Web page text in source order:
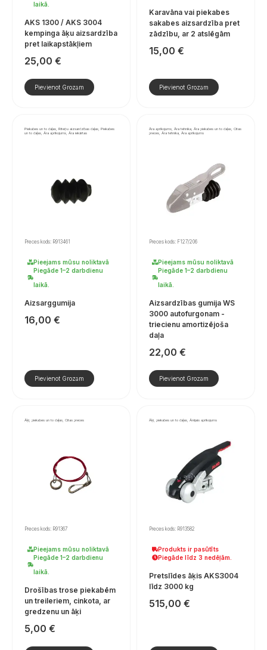
laikā.
AKS 1300 / AKS 3004
kempinga āķu aizsardzība
pret laikapstākļiem
25,00 €
Pievienot Grozam
Karavāna vai piekabes
sakabes aizsardzība pret
zādzību, ar 2 atslēgām
15,00 €
Pievienot Grozam
Piekabes un to daļas, Riteņu aizsardzības daļas, Piekabes
un to daļas, Āra aprīkojums, Āra iekārtas
Preces kods: R913461
Pieejams mūsu noliktavā
Piegāde 1–2 darbdienu
laikā.
Aizsarggumija
16,00 €
Pievienot Grozam
Āra aprīkojums, Āra tehnika, Āra piekabes un to daļas, Citas
preces, Āra tehnika, Āra aprīkojums
Preces kods: F127/206
Pieejams mūsu noliktavā
Piegāde 1–2 darbdienu
laikā.
Aizsardzības gumija WS
3000 autofurgonam -
triecienu amortizējoša
daļa
22,00 €
Pievienot Grozam
Āķi, piekabes un to daļas, Citas preces
Preces kods: R91367
Pieejams mūsu noliktavā
Piegāde 1–2 darbdienu
laikā.
Drošības trose piekabēm
un treileriem, cinkota, ar
gredzenu un āķi
5,00 €
Āķi, piekabes un to daļas, Ārējais aprīkojums
Preces kods: R913582
Produkts ir pasūtīts
Piegāde līdz 3 nedēļām.
Pretslīdes āķis AKS3004
līdz 3000 kg
515,00 €